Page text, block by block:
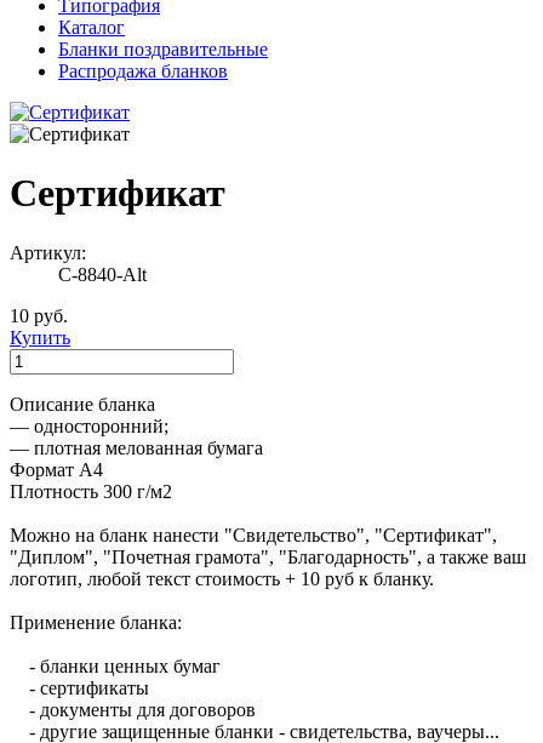
Типография
Каталог
Бланки поздравительные
Распродажа бланков
Сертификат
Артикул:
С-8840-Alt
10 руб.
Купить
Описание бланка
— односторонний;
— плотная мелованная бумага
Формат А4
Плотность 300 г/м2
Можно на бланк нанести "Свидетельство", "Сертификат",
"Диплом", "Почетная грамота", "Благодарность", а также ваш
логотип, любой текст стоимость + 10 руб к бланку.
Применение бланка:
- бланки ценных бумаг
- сертификаты
- документы для договоров
- другие защищенные бланки - свидетельства, ваучеры...